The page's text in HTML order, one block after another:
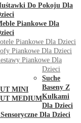
MINI
MEDIUM
Do Pokoju Dla
Piankowe Dla
Piankowe Dla Dzieci
Piankowe Dla Dzieci
Piankowe Dla
Dzieci
Suche
Baseny Z
Kulkami
Dla Dzieci
Dla Dzieci